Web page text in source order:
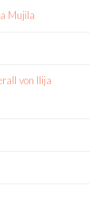
Mujila
von Ilija